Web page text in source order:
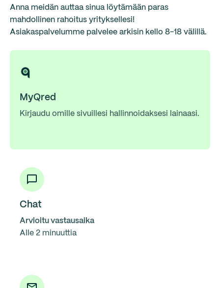
Anna meidän auttaa sinua löytämään paras
mahdollinen rahoitus yrityksellesi!
Asiakaspalvelumme palvelee arkisin kello 8-18 välillä.
MyQred
Kirjaudu omille sivuillesi hallinnoidaksesi lainaasi.
Chat
Arvioitu vastausaika
Alle 2 minuuttia